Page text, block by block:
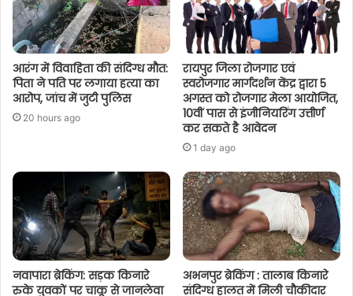
आरंग में विवाहिता की संदिग्ध मौत:
पिता ने पति पर लगाया हत्या का
आरोप, जांच में जुटी पुलिस
20 hours ago
रायपुर जिला रोजगार एवं
स्वरोजगार मार्गदर्शन केंद्र द्वारा 5
अगस्त को रोजगार मेला आयोजित,
10वीं पास से इंजीनियरिंग उत्तीर्ण
कर सकते है आवेदन
1 day ago
नवापारा ब्रेकिंग: सड़क किनारे
रुके युवकों पर चाकू से जानलेवा
अभनपुर ब्रेकिंग : तालाब किनारे
संदिग्ध हालत में मिली चौकीदार